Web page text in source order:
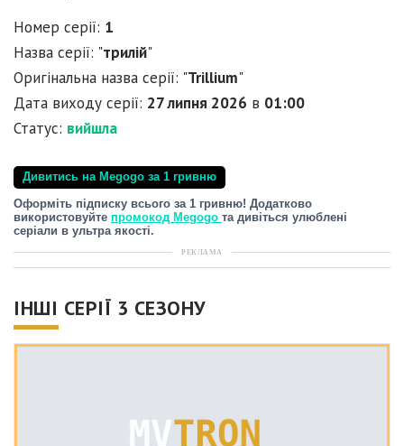
Номер серії: 1
Назва серії: "трилій"
Оригінальна назва серії: "Trillium"
Дата виходу серії: 27 липня 2026 в 01:00
Статус: вийшла
Дивитись на Megogo за 1 гривню
Оформіть підписку всього за 1 гривню! Додатково
використовуйте промокод Megogo та дивіться улюблені
серіали в ультра якості.
РЕКЛАМА
ІНШІ СЕРІЇ 3 СЕЗОНУ